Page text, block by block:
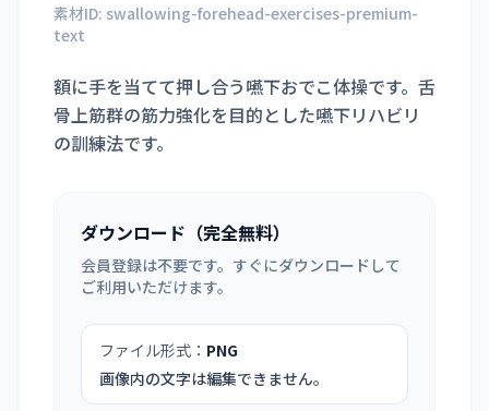
素材ID: swallowing-forehead-exercises-premium-
text
額に手を当てて押し合う嚥下おでこ体操です。舌
骨上筋群の筋力強化を目的とした嚥下リハビリ
の訓練法です。
ダウンロード（完全無料）
会員登録は不要です。すぐにダウンロードして
ご利用いただけます。
ファイル形式： PNG
画像内の文字は編集できません。